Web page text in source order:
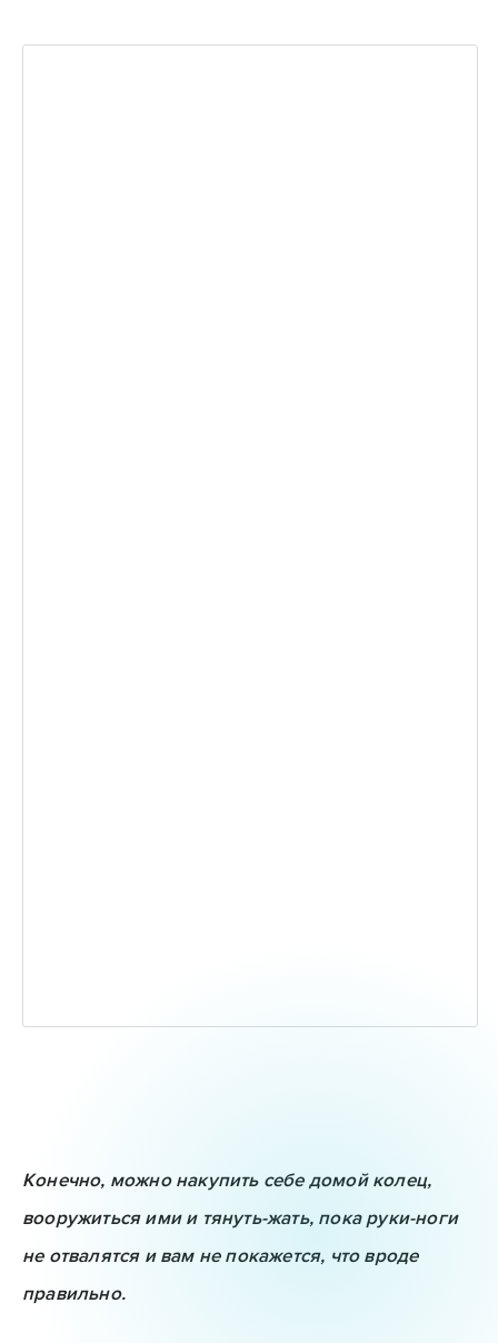
Конечно, можно накупить себе домой колец,
вооружиться ими и тянуть-жать, пока руки-ноги
не отвалятся и вам не покажется, что вроде
правильно.